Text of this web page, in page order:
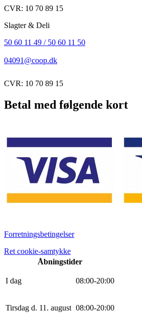
CVR: 10 70 89 15
Slagter & Deli
50 60 11 49 / 50 60 11 50
04091@coop.dk
CVR: 10 70 89 15
Betal med følgende kort
Forretningsbetingelser
Ret cookie-samtykke
Åbningstider
I dag 08:00-20:00
Tirsdag d. 11. august 08:00-20:00